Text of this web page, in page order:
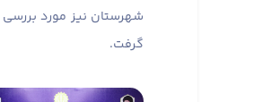
شهرستان نیز مورد بررسی
گرفت.